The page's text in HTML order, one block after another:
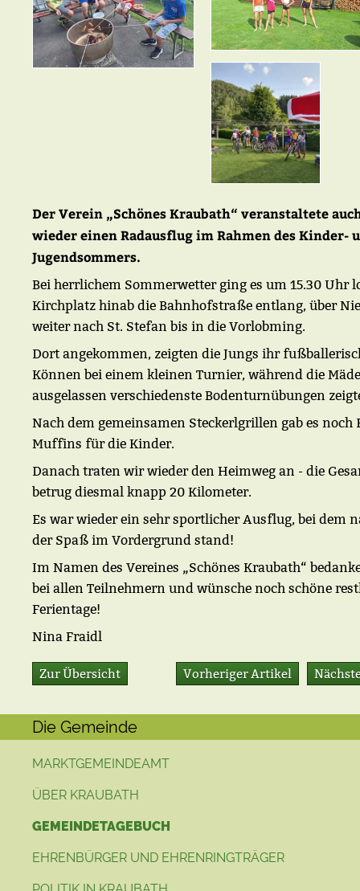
Der Verein „Schönes Kraubath“ veranstaltete
wieder einen Radausflug im Rahmen des Kinder-
Jugendsommers.
Bei herrlichem Sommerwetter ging es um 15.30 Uhr
Kirchplatz hinab die Bahnhofstraße entlang, über
weiter nach St. Stefan bis in die Vorlobming.
Dort angekommen, zeigten die Jungs ihr
Können bei einem kleinen Turnier, während die
ausgelassen verschiedenste Bodenturnübungen
Nach dem gemeinsamen Steckerlgrillen gab es noch
Muffins für die Kinder.
Danach traten wir wieder den Heimweg an - die
betrug diesmal knapp 20 Kilometer.
Es war wieder ein sehr sportlicher Ausflug, bei dem
der Spaß im Vordergrund stand!
Im Namen des Vereines „Schönes Kraubath“
bei allen Teilnehmern und wünsche noch schöne
Ferientage!
Nina Fraidl
Vorheriger Artikel
Zur Übersicht
Die Gemeinde
MARKTGEMEINDEAMT
ÜBER KRAUBATH
GEMEINDETAGEBUCH
EHRENBÜRGER UND EHRENRINGTRÄGER